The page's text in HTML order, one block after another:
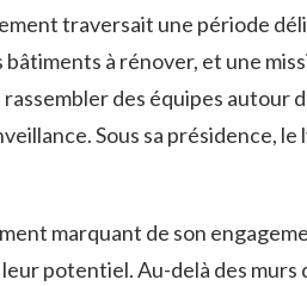
traversait une période
à rénover, et une
rassembler des équipes autour
Sous sa présidence,
marquant de son
potentiel. Au-delà des murs